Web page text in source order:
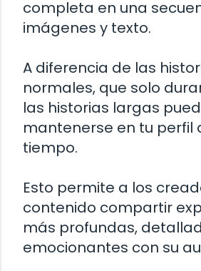
completa en una
imágenes y texto.
A diferencia de las
normales, que solo
las historias largas
mantenerse en tu perfil
tiempo.
Esto permite a los
contenido compartir
más profundas,
emocionantes con su